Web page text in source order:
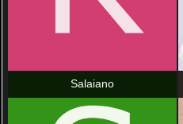
Salaiano